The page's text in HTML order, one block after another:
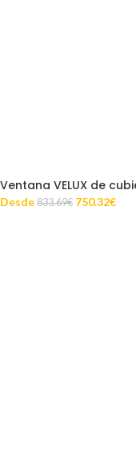
Ventana VELUX de
Desde 833.69€ 750.32€